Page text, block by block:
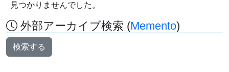
見つかりませんでした。
外部アーカイブ検索 (Memento)
検索する